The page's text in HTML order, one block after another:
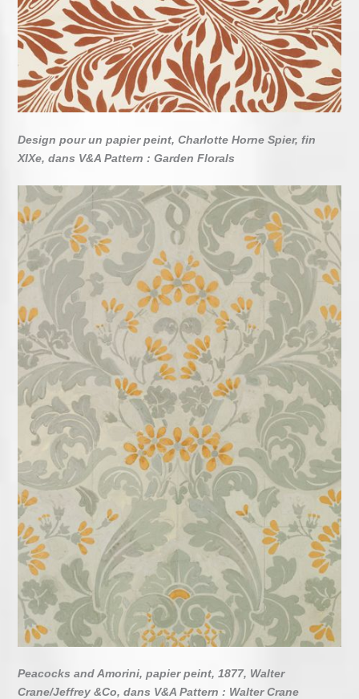
Design pour un papier peint, Charlotte Horne Spier, fin
XIXe, dans V&A Pattern : Garden Florals
Peacocks and Amorini, papier peint, 1877, Walter
Crane/Jeffrey &Co, dans V&A Pattern : Walter Crane